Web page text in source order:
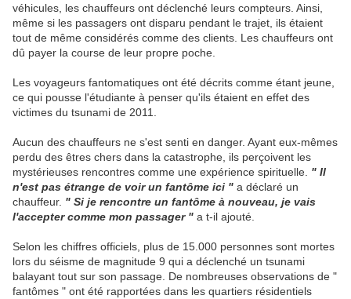
véhicules, les chauffeurs ont déclenché leurs compteurs. Ainsi,
même si les passagers ont disparu pendant le trajet, ils étaient
tout de même considérés comme des clients. Les chauffeurs ont
dû payer la course de leur propre poche.
Les voyageurs fantomatiques ont été décrits comme étant jeune,
ce qui pousse l'étudiante à penser qu'ils étaient en effet des
victimes du tsunami de 2011.
Aucun des chauffeurs ne s'est senti en danger. Ayant eux-mêmes
perdu des êtres chers dans la catastrophe, ils perçoivent les
mystérieuses rencontres comme une expérience spirituelle. " Il
n'est pas étrange de voir un fantôme ici " a déclaré un
chauffeur. " Si je rencontre un fantôme à nouveau, je vais
l'accepter comme mon passager " a t-il ajouté.
Selon les chiffres officiels, plus de 15.000 personnes sont mortes
lors du séisme de magnitude 9 qui a déclenché un tsunami
balayant tout sur son passage. De nombreuses observations de "
fantômes " ont été rapportées dans les quartiers résidentiels